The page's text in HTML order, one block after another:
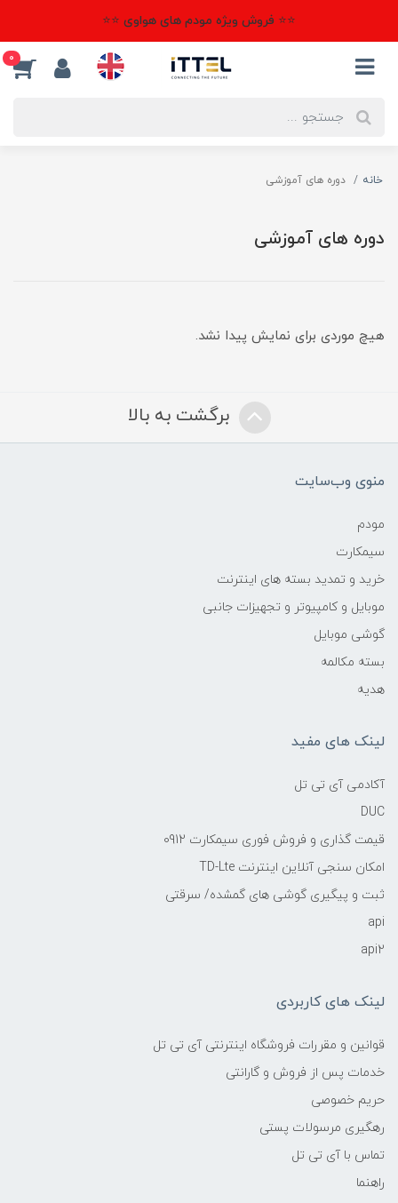
⭐⭐ فروش ویژه مودم های هواوی ⭐⭐
0
خانه دوره های آموزشی
دوره های آموزشی
هیچ موردی برای نمایش پیدا نشد.
برگشت به بالا
منوی وب‌سایت
مودم
سیمکارت
خرید و تمدید بسته های اینترنت
موبایل و کامپیوتر و تجهیزات جانبی
گوشی موبایل
بسته مکالمه
هدیه
لینک های مفید
آکادمی آی تی تل
DUC
قیمت گذاری و فروش فوری سیمکارت 0912
امکان سنجی آنلاین اینترنت TD-Lte
ثبت و پیگیری گوشی های گمشده/ سرقتی
api
api2
لینک های کاربردی
قوانین و مقررات فروشگاه اینترنتی آی تی تل
خدمات پس از فروش و گارانتی
حریم خصوصی
رهگیری مرسولات پستی
تماس با آی تی تل
راهنما